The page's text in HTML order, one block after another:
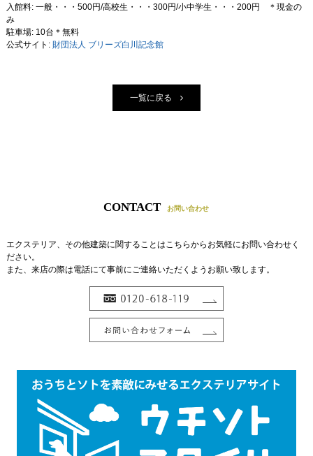
入館料: 一般・・・500円/高校生・・・300円/小中学生・・・200円 ＊現金の
み
駐車場: 10台＊無料
公式サイト: 財団法人 ブリーズ白川記念館
一覧に戻る
CONTACT お問い合わせ
エクステリア、その他建築に関することはこちらからお気軽にお問い合わせく
ださい。
また、来店の際は電話にて事前にご連絡いただくようお願い致します。